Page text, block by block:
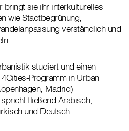
bringt sie ihr interkulturelles
wie Stadtbegrünung,
verständlich und
studiert und einen
Programm in Urban
Madrid)
fließend Arabisch,
und Deutsch.